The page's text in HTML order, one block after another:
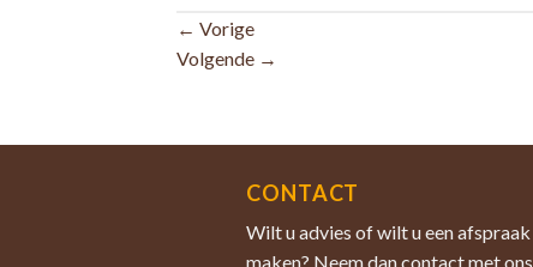
← Vorige
Volgende →
CONTACT
Wilt u advies of wilt u een afspraak
maken? Neem dan contact met ons